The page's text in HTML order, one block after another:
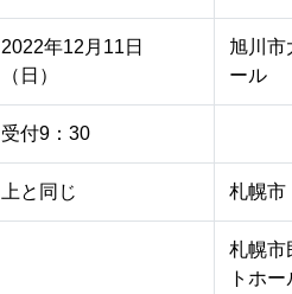
2022年12月11日
（日）
旭川市
ール
受付9：30
上と同じ 札幌市
札幌市
トホ